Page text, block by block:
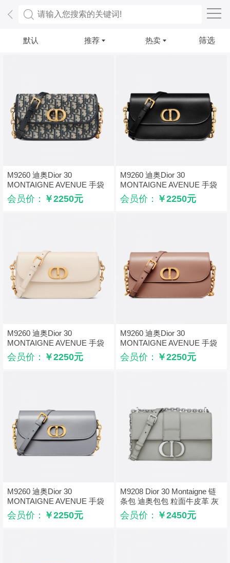
默认 推荐 热卖 筛选
M9260 迪奥Dior 30
MONTAIGNE AVENUE 手袋
Oblique 印花 蓝色
会员价： ￥2250元
M9260 迪奥Dior 30
MONTAIGNE AVENUE 手袋
光面牛皮革 黑色
会员价： ￥2250元
M9260 迪奥Dior 30
MONTAIGNE AVENUE 手袋
光面牛皮革 白色
会员价： ￥2250元
M9260 迪奥Dior 30
MONTAIGNE AVENUE 手袋
光面牛皮革 粉色
会员价： ￥2250元
M9260 迪奥Dior 30
MONTAIGNE AVENUE 手袋
光面牛皮革 灰色
会员价： ￥2250元
M9208 Dior 30 Montaigne 链
条包 迪奥包包 粒面牛皮革 灰
色
会员价： ￥2450元